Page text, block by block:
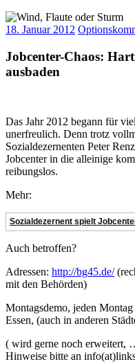
18. Januar 2012
Jobcenter-Chaos:
ausbaden
Das Jahr 2012 begann für
unerfreulich. Denn trotz
Sozialdezernenten Peter
Jobcenter in die alleinige
reibungslos.
Mehr:
Sozialdezernent spielt
Auch betroffen?
Adressen: http://bg45.de/
mit den Behörden)
Montagsdemo, jeden
Essen, (auch in anderen
( wird gerne noch erweitert,
Hinweise bitte an